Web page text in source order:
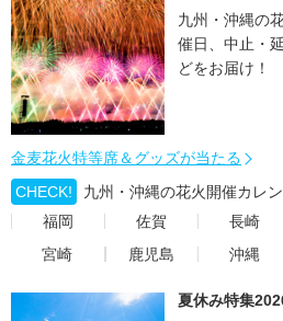
九州・沖縄の
催日、中止・
どをお届け！
金麦花火特等席＆グッズが当たる
CHECK!
九州・沖縄の花火開催カレ
福岡
佐賀 長崎
宮崎
鹿児島 沖縄
夏休み特集